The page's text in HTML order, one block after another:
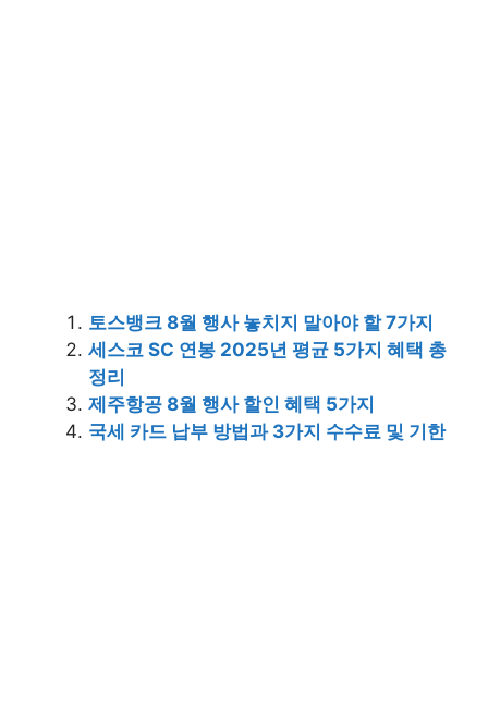
토스뱅크 8월 행사 놓치지 말아야 할 7가지
세스코 SC 연봉 2025년 평균 5가지 혜택 총
정리
제주항공 8월 행사 할인 혜택 5가지
국세 카드 납부 방법과 3가지 수수료 및 기한